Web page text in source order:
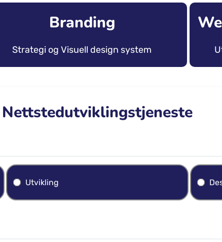
Branding
Strategi og Visuell design system
Nettstedutviklingstjeneste
Utvikling